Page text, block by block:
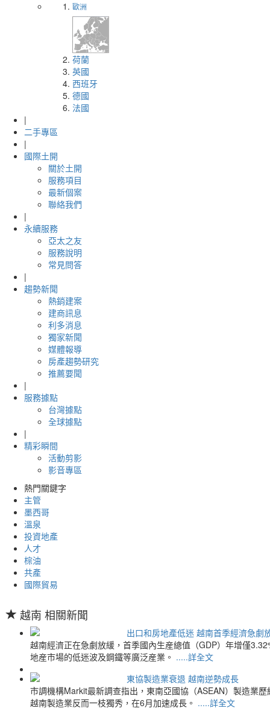
歐洲
荷蘭
英國
西班牙
德國
法國
|
二手專區
|
國際土開
關於土開
服務項目
最新個案
聯絡我們
|
永續服務
亞太之友
服務說明
常見問答
|
趨勢新聞
熱銷建案
建商訊息
利多消息
獨家新聞
媒體報導
房產趨勢研究
推薦要聞
|
服務據點
台灣據點
全球據點
|
精彩瞬間
活動剪影
影音專區
熱門關鍵字
主管
墨西哥
溫泉
投資地產
人才
棕油
共產
國際貿易
越南 相關新聞
出口和房地產低迷 越南首季經濟急劇
越南經濟正在急劇放緩，首季國內生産總值（GDP）年增僅
地産市場的低迷波及鋼鐵等廣泛産業。 .....詳全文
東協製造業衰退 越南逆勢成長
市調機構Markit最新調查指出，東南亞國協（ASEAN）製造業
越南製造業反而一枝獨秀，在6月加速成長。 .....詳全文